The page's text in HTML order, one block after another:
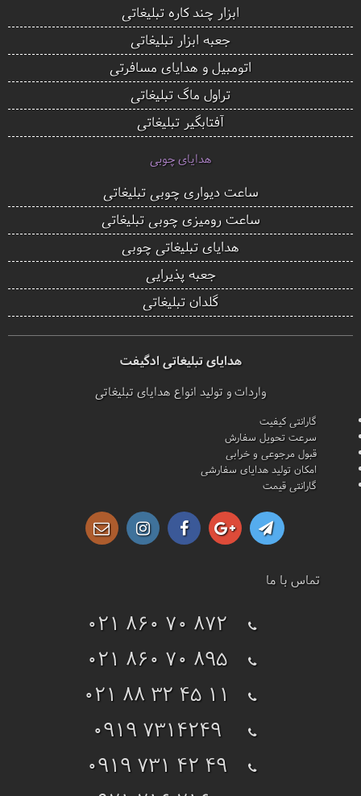
ابزار چند کاره تبلیغاتی
جعبه ابزار تبلیغاتی
اتومبیل و هدایای مسافرتی
تراول ماگ تبلیغاتی
آفتابگیر تبلیغاتی
هدایای چوبی
ساعت دیواری چوبی تبلیغاتی
ساعت رومیزی چوبی تبلیغاتی
هدایای تبلیغاتی چوبی
جعبه پذیرایی
گلدان تبلیغاتی
هدایای تبلیغاتی ادگیفت
واردات و تولید انواع هدایای تبلیغاتی
گارانتی کیفیت
سرعت تحویل سفارش
قبول مرجوعی و خرابی
امکان تولید هدایای سفارشی
گارانتی قیمت
تماس با ما
021 860 70 872
021 860 70 895
021 88 32 45 11
0919 7314249
0919 731 42 49